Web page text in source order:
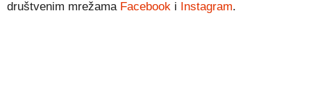
društvenim mrežama Facebook i Instagram.